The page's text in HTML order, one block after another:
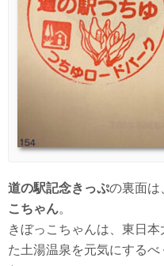
道の駅記念きっぷの裏面は
こちゃん。
きぼっこちゃんは、東日
た土湯温泉を元気にする